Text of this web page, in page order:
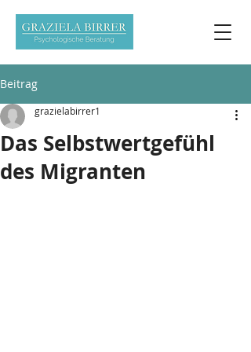
Beitrag
Das Selbstwertgefühl
des Migranten
grazielabirrer1